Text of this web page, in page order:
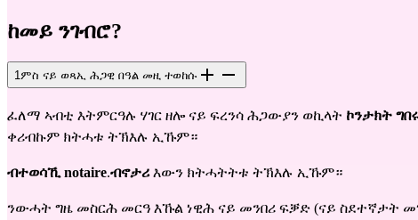
ከመይ ንገብሮ?
1ምስ ናይ ወጻኢ ሕጋዊ በዓል መዚ ተወከሱ
ፈለማ ኣብቲ እትምርዓሉ ሃገር ዘሎ ናይ ፍረንሳ ሕጋውያን ወኪላት ኮንታክት
ቀሪብኩም ክትሓቱ ትኽእሉ ኢኹም።
ብተወሳኺ notaire.ብኖታሪእውን ክትሓትትቱ ትኽእሉ ኢኹም።
ንውሓት ግዜ መስርሕ መርዓ እኹል ነዊሕ ናይ መንበሪ ፍቓድ (ናይ ስደተኛታት